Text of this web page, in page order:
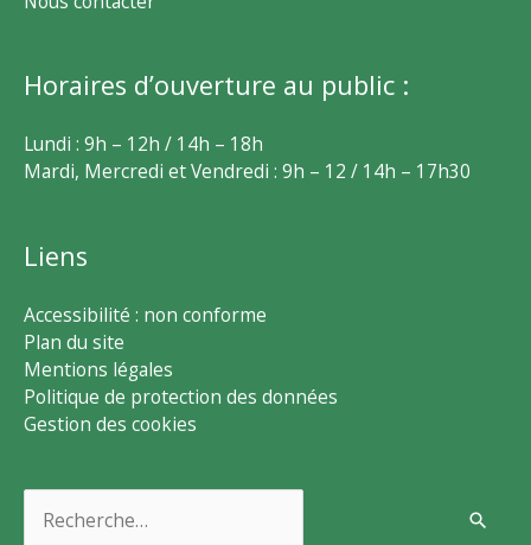
Horaires d’ouverture au public :
Lundi : 9h – 12h / 14h – 18h
Mardi, Mercredi et Vendredi : 9h – 12 / 14h – 17h30
Liens
Accessibilité : non conforme
Plan du site
Mentions légales
Politique de protection des données
Gestion des cookies